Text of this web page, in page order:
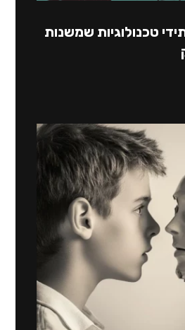
טכנולוגיות שמשנות